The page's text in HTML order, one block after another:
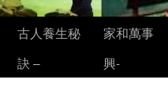
古人養生秘
訣 –
家和萬事
興-